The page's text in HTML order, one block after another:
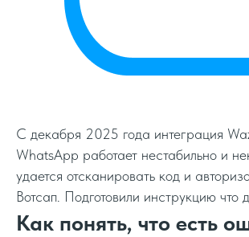
С декабря 2025 года интеграция
WhatsApp работает нестабильно и
удается отсканировать код и
Вотсап. Подготовили инструкцию что
Как понять, что есть